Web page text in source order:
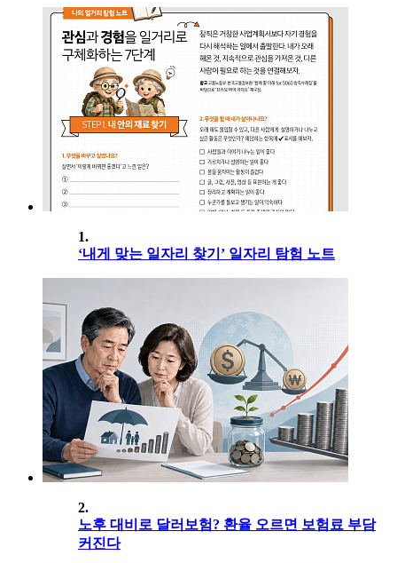
1.
‘내게 맞는 일자리 찾기’ 일자리 탐험 노트
2.
노후 대비로 달러보험? 환율 오르면 보험료 부담
커진다